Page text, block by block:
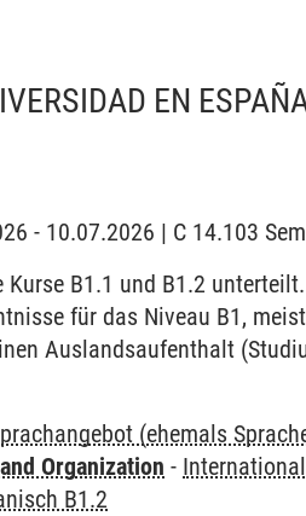
EN
- 10.07.2026 | C 14.103
B1.1 und B1.2
für das Niveau B1,
Auslandsaufenthalt
(ehemals
Organization -
B1.2